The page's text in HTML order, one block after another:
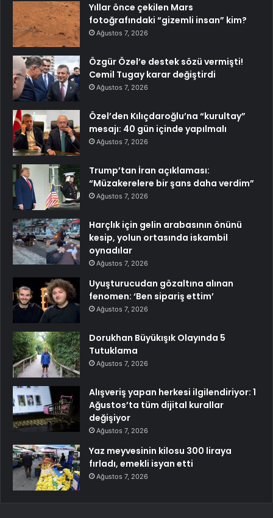
Yıllar önce çekilen Mars
fotoğrafındaki “gizemli insan” kim?
Ağustos 7, 2026
Özgür Özel’e destek sözü vermişti!
Cemil Tugay karar değiştirdi
Ağustos 7, 2026
Özel’den Kılıçdaroğlu’na “kurultay”
mesajı: 40 gün içinde yapılmalı
Ağustos 7, 2026
Trump’tan İran açıklaması:
“Müzakerelere bir şans daha verdim”
Ağustos 7, 2026
Harçlık için gelin arabasının önünü
kesip, yolun ortasında iskambil
oynadılar
Ağustos 7, 2026
Uyuşturucudan gözaltına alınan
fenomen: ‘Ben sipariş ettim’
Ağustos 7, 2026
Dorukhan Büyükışık Olayında 5
Tutuklama
Ağustos 7, 2026
Alışveriş yapan herkesi ilgilendiriyor: 1
Ağustos’ta tüm dijital kurallar
değişiyor
Ağustos 7, 2026
Yaz meyvesinin kilosu 300 liraya
fırladı, emekli isyan etti
Ağustos 7, 2026